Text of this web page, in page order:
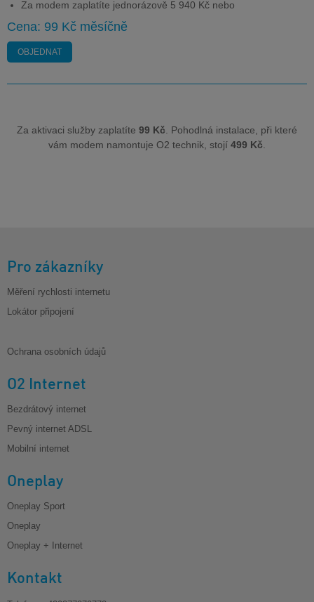
Za modem zaplatíte jednorázově 5 940 Kč nebo
Cena: 99 Kč měsíčně
OBJEDNAT
Za aktivaci služby zaplatíte 99 Kč. Pohodlná instalace, při které
vám modem namontuje O2 technik, stojí 499 Kč.
Pro zákazníky
Měření rychlosti internetu
Lokátor připojení
Ochrana osobních údajů
O2 Internet
Bezdrátový internet
Pevný internet ADSL
Mobilní internet
Oneplay
Oneplay Sport
Oneplay
Oneplay + Internet
Kontakt